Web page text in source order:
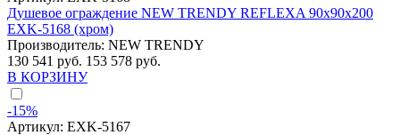
Душевое ограждение NEW TRENDY REFLEXA 90x90x200
EXK-5168 (хром)
Производитель: NEW TRENDY
130 541 руб. 153 578 руб.
В КОРЗИНУ
-15%
Артикул: EXK-5167